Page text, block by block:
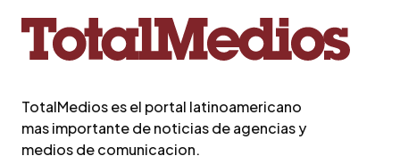
TotalMedios es el portal latinoamericano
mas importante de noticias de agencias y
medios de comunicacion.